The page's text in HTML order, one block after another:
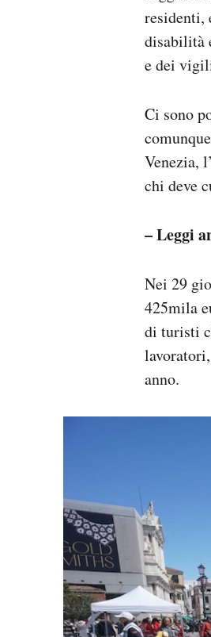
residenti,
disabilità
e dei
Ci sono
Venezia,
chi deve
– Leggi
Nei 29
425mila
di turisti
anno.